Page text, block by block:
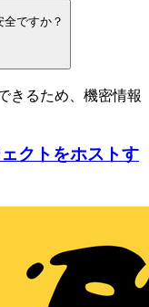
ですか？
きるため、機密情報
クトをホストす